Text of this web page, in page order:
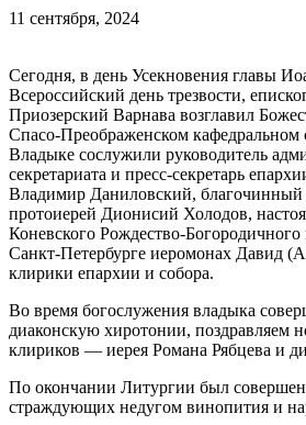
11 сентября, 2024
Сегодня, в день Усекновения главы
Всероссийский день трезвости,
Приозерский Варнава возглавил
Спасо-Преображенском кафедральном
Владыке сослужили руководитель
секретариата и пресс-секретарь
Владимир Даниловский, благочинный
протоиерей Дионисий Холодов,
Коневского Рождество-
Санкт-Петербурге иеромонах Давид
клирики епархии и собора.
Во время богослужения владыка
диаконскую хиротонии, поздравляем
клириков — иерея Романа Рябцева и
По окончании Литургии был
страждующих недугом винопития и